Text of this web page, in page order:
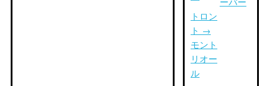
トロン
ト →
モント
リオー
ル